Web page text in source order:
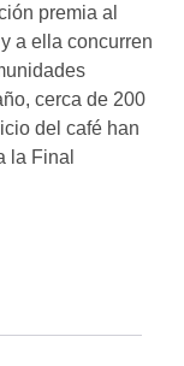
premia al
a ella concurren
cerca de 200
del café han
la Final